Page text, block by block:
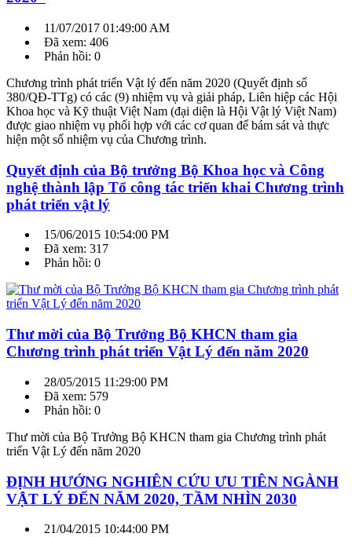
11/07/2017 01:49:00 AM
Đã xem: 406
Phản hồi: 0
Chương trình phát triển Vật lý đến năm 2020 (Quyết định số
380/QĐ-TTg) có các (9) nhiệm vụ và giải pháp, Liên hiệp các Hội
Khoa học và Kỹ thuật Việt Nam (đại diện là Hội Vật lý Việt Nam)
được giao nhiệm vụ phối hợp với các cơ quan để bám sát và thực
hiện một số nhiệm vụ của Chương trình.
Quyết định của Bộ trưởng Bộ Khoa học và Công
nghệ thành lập Tổ công tác triển khai Chương trình
phát triển vật lý
15/06/2015 10:54:00 PM
Đã xem: 317
Phản hồi: 0
Thư mời của Bộ Trưởng Bộ KHCN tham gia
Chương trình phát triển Vật Lý đến năm 2020
28/05/2015 11:29:00 PM
Đã xem: 579
Phản hồi: 0
Thư mời của Bộ Trưởng Bộ KHCN tham gia Chương trình phát
triển Vật Lý đến năm 2020
ĐỊNH HƯỚNG NGHIÊN CỨU ƯU TIÊN NGÀNH
VẬT LÝ ĐẾN NĂM 2020, TẦM NHÌN 2030
21/04/2015 10:44:00 PM